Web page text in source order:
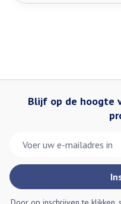
Blijf op de hoogte